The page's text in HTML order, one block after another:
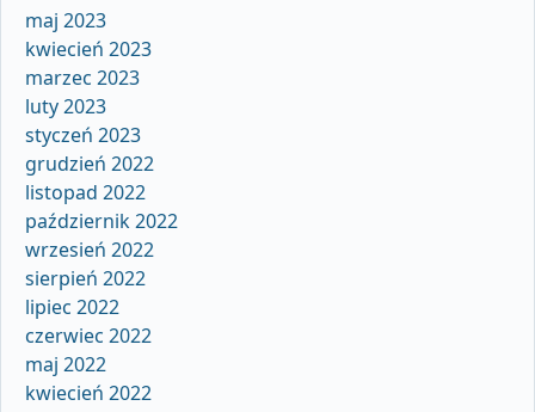
maj 2023
kwiecień 2023
marzec 2023
luty 2023
styczeń 2023
grudzień 2022
listopad 2022
październik 2022
wrzesień 2022
sierpień 2022
lipiec 2022
czerwiec 2022
maj 2022
kwiecień 2022